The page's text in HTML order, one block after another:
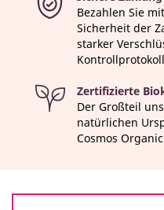
Bezahlen Sie
Sicherheit der
starker
Zertifizierte
Der Großteil
natürlichen
Cosmos